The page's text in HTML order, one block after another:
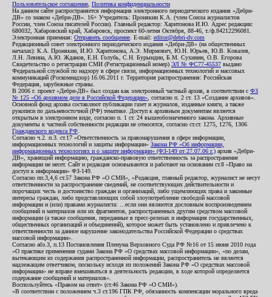
Пользовательское соглашение Политика конфиденциальности
На данном сайте распространяется информация электронного периодического издания «Дебри-
ДВ» со знаком «Дебри-ДВ». 16+ Учредитель: Пронякин К.А. (член Союза журналистов
России, член Союза писателей России). Главный редактор: Харитонова И.Ю. Адрес редакции:
680032, Хабаровский край, Хабаровск, проспект 60-летия Октября, 88-46, т./ф.84212296081.
Электронная приемная: Отправить сообщение . E-mail: editor@debri-dv.com
Редакционный совет электронного периодического издания «Дебри-ДВ» (на общественных
началах): К.А. Пронякин, И.Ю. Харитонова, А.Э. Мирмович, Ю.Н. Юрьев, Ю.В. Ковалев,
Л.Н. Левина, А.Ю. Жданов, Е.Н. Голубь, С.Н. Бурындин, Б.М. Сухинин, О.В. Егорова
Свидетельство о регистрации СМИ (Регистрационный номер) ЭЛ № ФС77-45537 выдано
Федеральной службой по надзору в сфере связи, информационных технологий и массовых
коммуникаций (Роскомнадзор) 16.06.2011 г. Территория распространения: Российская
Федерация, зарубежные страны.
В 2006 г. проект «Дебри-ДВ» был создан как электронный частный архив, в соответствии с ФЗ
№ 125 «Об архивном деле в Российской Федерации» , согласно п. 2 ст. 13 «Создание архивов».
Основной фонд архива составляют публикации газет и журналов, изданные книги, а также
рукописи по дальневосточной (РФ) тематике. Доступ к архивным документам является
открытым в электронном виде, согласно п. 1 ст. 24 вышеобозначенного закона. Архивные
документы к частной собственности редакции не относятся, согласно ст.ст. 1275, 1276, 1306
Гражданского кодекса РФ
Согласно ч.2. п.3. ст.17 «Ответственность за правонарушения в сфере информации,
информационных технологий и защиты информации» Закона РФ «Об информации,
информационных технологиях и о защите информации» (ФЗ-149 от 27.07.06 г.) архив «Дебри-
ДВ», хранящий информацию, гражданско-правовую ответственность за распространение
информации не несет. Сайт и редакция основываются и работают на основании ст.8 «Право на
доступ к информации» ФЗ-149.
Согласно пп.3,4,6 ст.57 Закона РФ «О СМИ», «Редакция, главный редактор, журналист не несут
ответственности за распространение сведений, не соответствующих действительности и
порочащих честь и достоинство граждан и организаций, либо ущемляющих права и законные
интересы граждан, либо представляющих собой злоупотребление свободой массовой
информации и (или) правами журналиста: ...если они являются дословным воспроизведением
сообщений и материалов или их фрагментов, распространенных другим средством массовой
информации (а также сообщения, переданные в пресс-релизах и информация государственных,
общественных организаций и объединений), которое может быть установлено и привлечено к
ответственности за данное нарушение законодательства Российской Федерации о средствах
массовой информации».
Согласно абз.3, п.13 Постановления Пленума Верховного Суда РФ №16 от 15 июня 2010 года
«О практике применения судами Закона РФ «О средствах массовой информации», «по делам,
вытекающим из содержания распространенной информации, распространитель не является
надлежащим ответчиком, поскольку исходя из положений Закона РФ «О средствах массовой
информации» не вправе вмешиваться в деятельность редакции, в ходе которой определяется
содержание сообщений и материалов».
Воспользуйтесь «Правом на ответ» (ст.46 Закона РФ «О СМИ»).
«В соответствии с положением ч.3 ст.196 ГПК РФ, обязанность компенсации морального вреда